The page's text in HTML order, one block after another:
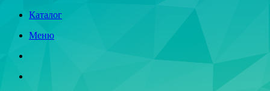
Каталог
Меню